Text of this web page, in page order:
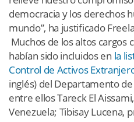
democracia y los derechos
mundo”, ha justificado
Muchos de los altos cargos
habían sido incluidos en la
Control de Activos
inglés) del Departamento
entre ellos Tareck El
Venezuela; Tibisay Lucena,